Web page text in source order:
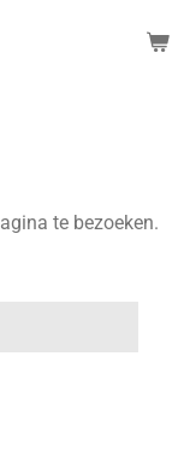
te bezoeken.